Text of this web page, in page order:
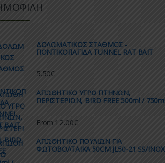
ΔΟΛΩΜΑΤΙΚΟΣ ΣΤΑΘΜΟΣ -
ΠΟΝΤΙΚΟΠΑΓΙΔΑ TUNNEL RAT BAIT
5.50€
AΠΩΘΗΤΙΚΟ ΥΓΡΟ ΠΤΗΝΩΝ,
ΠΕΡΙΣΤΕΡΙΩΝ, BIRD FREE 500ml / 750ml
From 12.00€
ΑΠΩΘΗΤΙΚO ΠΟΥΛΙΩΝ ΓΙΑ
ΦΩΤΟΒΟΛΤΑΙΚΑ 50CM JL50-21 SS/INOX